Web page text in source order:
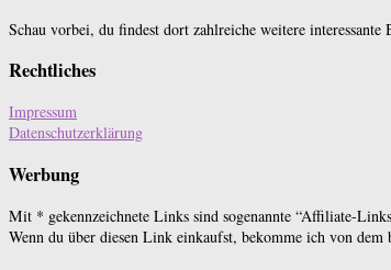
Schau vorbei, du findest dort zahlreiche weitere interessante
Rechtliches
Impressum
Datenschutzerklärung
Werbung
Mit * gekennzeichnete Links sind sogenannte “Affiliate-
Wenn du über diesen Link einkaufst, bekomme ich von